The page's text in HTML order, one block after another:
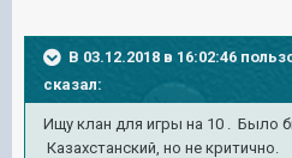
В 03.12.2018 в 16:02:46
сказал:
Ищу клан для игры на 10 . Было
Казахстанский, но не критично.